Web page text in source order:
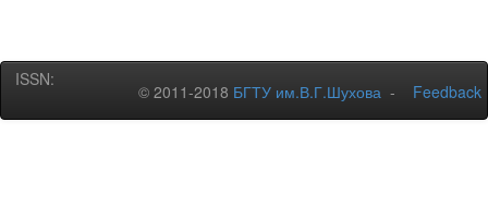
ISSN:
© 2011-2018 БГТУ им.В.Г.Шухова - Feedback